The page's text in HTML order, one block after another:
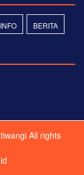
BERITA
All rights